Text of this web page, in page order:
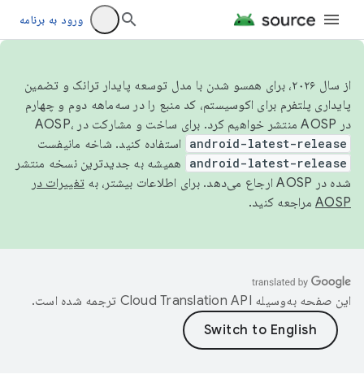
ورود به برنامه
از سال ۲۰۲۶، برای همسو شدن با مدل توسعه پایدار ترانک و تضمین
پایداری پلتفرم برای اکوسیستم، کد منبع را در سه‌ماهه دوم و چهارم
در AOSP منتشر خواهیم کرد. برای ساخت و مشارکت در AOSP،
android-latest-release استفاده کنید. شاخه مانیفست
android-latest-release
همیشه به جدیدترین نسخه منتشر
شده در AOSP ارجاع می‌دهد. برای اطلاعات بیشتر، به
تغییرات در
AOSP مراجعه کنید.
این صفحه به‌وسیله ترجمه شده است.